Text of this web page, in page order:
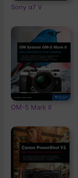
Sony α7 V
OM-5 Mark II